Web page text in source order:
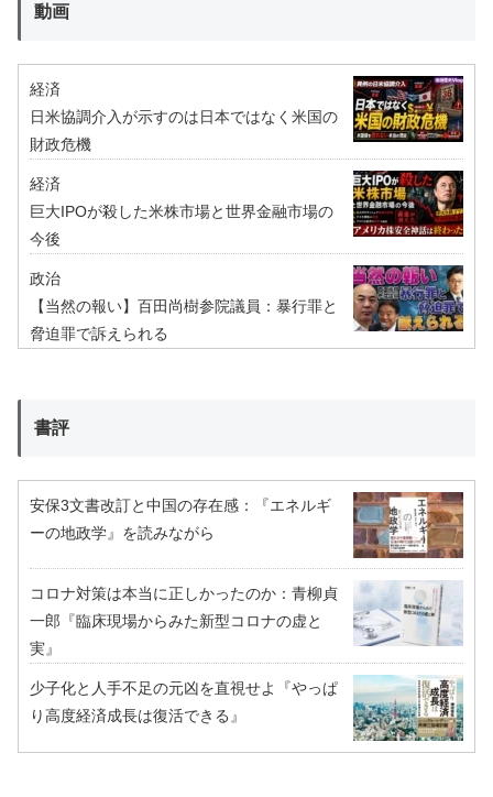
動画
経済
日米協調介入が示すのは日本ではなく米国の
財政危機
経済
巨大IPOが殺した米株市場と世界金融市場の
今後
政治
【当然の報い】百田尚樹参院議員：暴行罪と
脅迫罪で訴えられる
書評
安保3文書改訂と中国の存在感：『エネルギ
ーの地政学』を読みながら
コロナ対策は本当に正しかったのか：青柳貞
一郎『臨床現場からみた新型コロナの虚と
実』
少子化と人手不足の元凶を直視せよ『やっぱ
り高度経済成長は復活できる』